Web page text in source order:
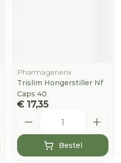
Pharmagenerix
Trislim Hongerstiller Nf
Caps 40
€ 17,35
Bestel